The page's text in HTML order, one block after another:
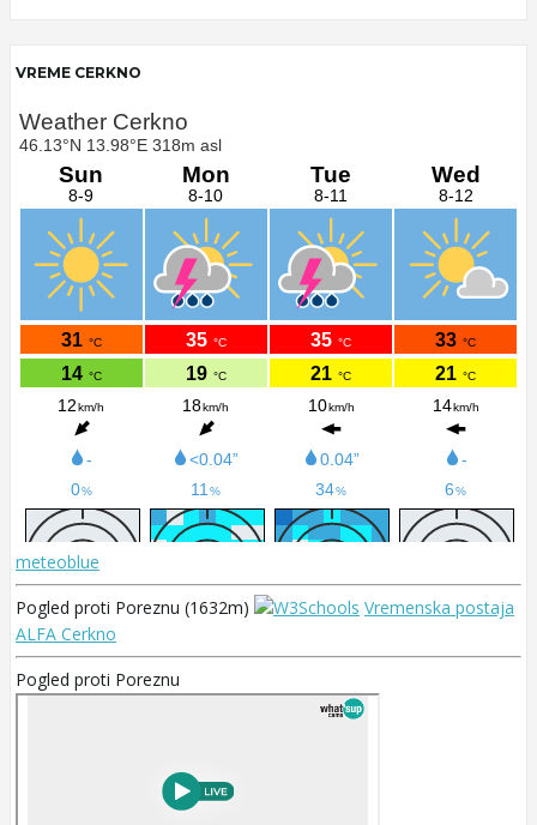
VREME CERKNO
meteoblue
Pogled proti Poreznu (1632m)
Vremenska postaja
ALFA Cerkno
Pogled proti Poreznu